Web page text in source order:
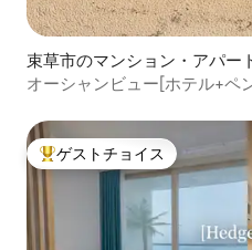
束草市のマンション・アパー
オーシャンビュー[ホテル+ペ
大好評のゲストチョイスです。
ゲストチョイス